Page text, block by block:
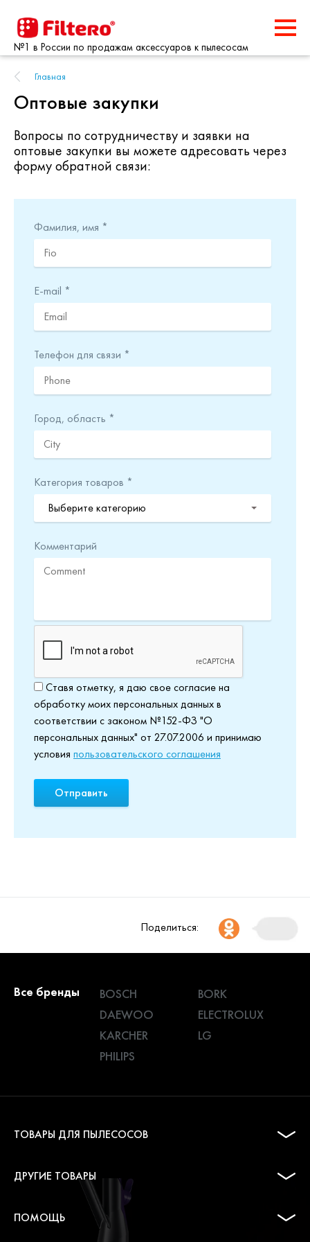
№1 в России по продажам аксессуаров к пылесосам
Главная
Оптовые закупки
Вопросы по сотрудничеству и заявки на
оптовые закупки вы можете адресовать через
форму обратной связи:
Фамилия, имя *
E-mail *
Телефон для связи *
Город, область *
Категория товаров *
Выберите категорию
Комментарий
Ставя отметку, я даю свое согласие на
обработку моих персональных данных в
соответствии с законом №152-ФЗ "О
персональных данных" от 27.07.2006 и принимаю
условия пользовательского соглашения
Поделиться:
Все бренды BOSCH
BORK
DAEWOO
ELECTROLUX
KARCHER
LG
PHILIPS
ТОВАРЫ ДЛЯ ПЫЛЕСОСОВ
ДРУГИЕ ТОВАРЫ
ПОМОЩЬ